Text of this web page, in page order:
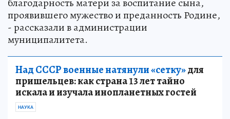
проявившего мужество и преданность Родине,
- рассказали в администрации
муниципалитета.
Над СССР военные натянули «сетку»для
пришельцев: как страна 13 лет тайно
искала и изучала инопланетных гостей
НАУКА